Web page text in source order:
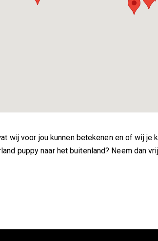
wij voor jou kunnen betekenen en of wij je
puppy naar het buitenland? Neem dan